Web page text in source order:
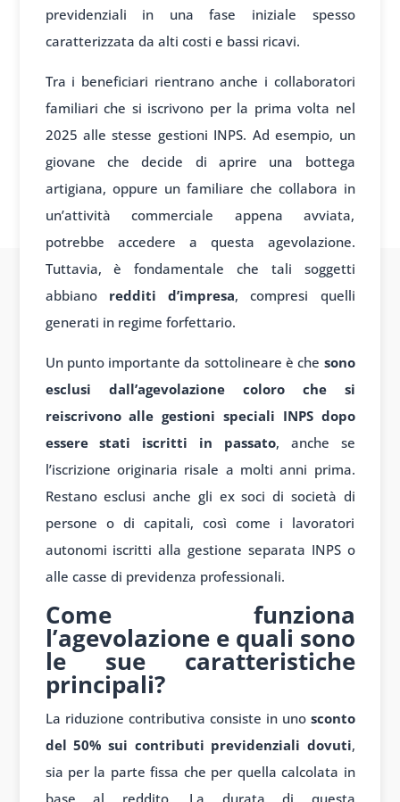
previdenziali in una fase iniziale spesso
caratterizzata da alti costi e bassi ricavi.
Tra i beneficiari rientrano anche i collaboratori
familiari che si iscrivono per la prima volta nel
2025 alle stesse gestioni INPS. Ad esempio, un
giovane che decide di aprire una bottega
artigiana, oppure un familiare che collabora in
un’attività commerciale appena avviata,
potrebbe accedere a questa agevolazione.
Tuttavia, è fondamentale che tali soggetti
abbiano redditi d’impresa, compresi quelli
generati in regime forfettario.
Un punto importante da sottolineare è che sono
esclusi dall’agevolazione coloro che si
reiscrivono alle gestioni speciali INPS dopo
essere stati iscritti in passato, anche se
l’iscrizione originaria risale a molti anni prima.
Restano esclusi anche gli ex soci di società di
persone o di capitali, così come i lavoratori
autonomi iscritti alla gestione separata INPS o
alle casse di previdenza professionali.
Come funziona
l’agevolazione e quali sono
le sue caratteristiche
principali?
La riduzione contributiva consiste in uno sconto
del 50% sui contributi previdenziali dovuti,
sia per la parte fissa che per quella calcolata in
base al reddito. La durata di questa